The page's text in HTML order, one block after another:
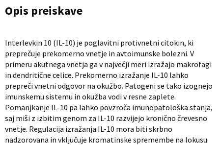
Opis preiskave
Interlevkin 10 (IL-10) je poglavitni protivnetni citokin, ki
preprečuje prekomerno vnetje in avtoimunske bolezni. V
primeru akutnega vnetja ga v največji meri izražajo makrofagi
in dendritične celice. Prekomerno izražanje IL-10 lahko
prepreči vnetni odgovor na okužbo. Patogeni se tako izognejo
imunskemu sistemu in okužba vodi v resne zaplete.
Pomanjkanje IL-10 pa lahko povzroča imunopatološka stanja,
saj miši z izbitim genom za IL-10 razvijejo kronično črevesno
vnetje. Regulacija izražanja IL-10 mora biti skrbno
nadzorovana in vključuje kromatinske spremembe na lokusu